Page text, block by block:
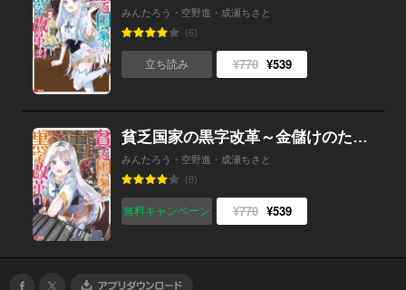
みんたろう・空野進・成瀬ちさと
(6)
立ち読み ¥770 ¥539
貧乏国家の黒字改革～金儲けのためなら手段を選ばない俺が、なぜか絶賛されている件について（コミック） ： 1
みんたろう・空野進・成瀬ちさと
(8)
無料キャンペーン ¥770 ¥539